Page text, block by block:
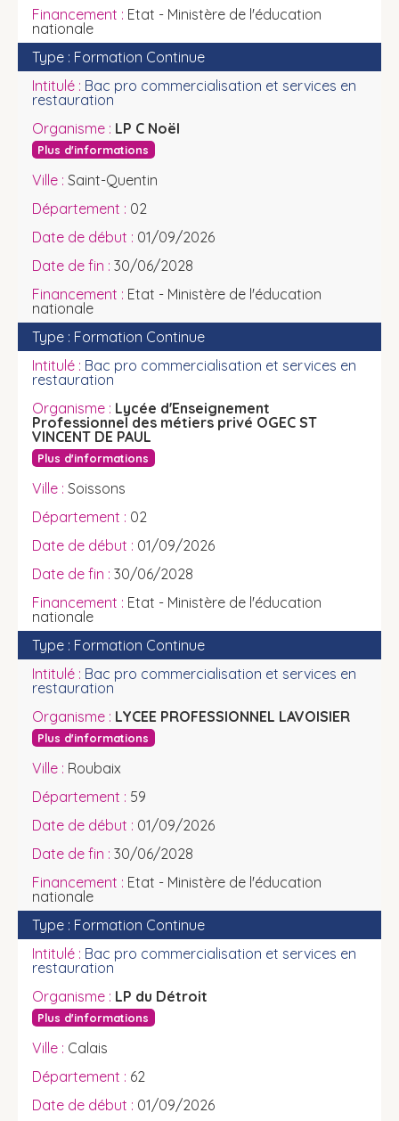
Etat - Ministère de l'éducation
nationale
Formation Continue
Bac pro commercialisation et services en
restauration
LP C Noël
Plus d'informations
Saint-Quentin
02
01/09/2026
30/06/2028
Etat - Ministère de l'éducation
nationale
Formation Continue
Bac pro commercialisation et services en
restauration
Lycée d'Enseignement
Professionnel des métiers privé OGEC ST
VINCENT DE PAUL
Plus d'informations
Soissons
02
01/09/2026
30/06/2028
Etat - Ministère de l'éducation
nationale
Formation Continue
Bac pro commercialisation et services en
restauration
LYCEE PROFESSIONNEL LAVOISIER
Plus d'informations
Roubaix
59
01/09/2026
30/06/2028
Etat - Ministère de l'éducation
nationale
Formation Continue
Bac pro commercialisation et services en
restauration
LP du Détroit
Plus d'informations
Calais
62
01/09/2026